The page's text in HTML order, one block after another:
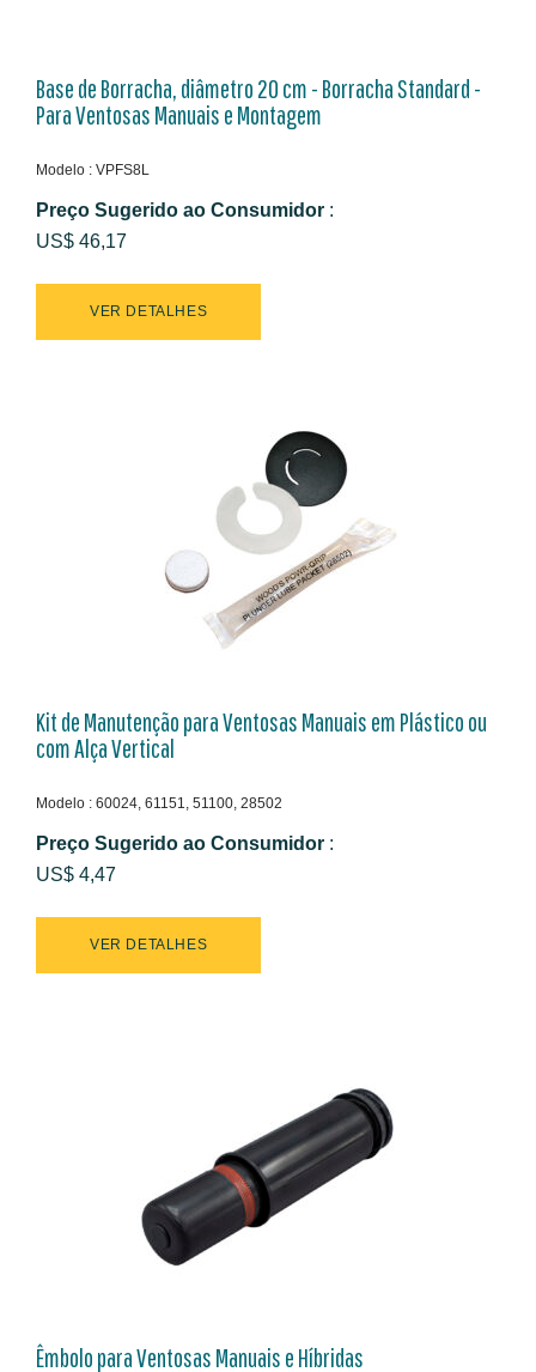
Base de Borracha, diâmetro 20 cm - Borracha Standard -
Para Ventosas Manuais e Montagem
Modelo : VPFS8L
Preço Sugerido ao Consumidor :
US$ 46,17
VER DETALHES
Kit de Manutenção para Ventosas Manuais em Plástico ou
com Alça Vertical
Modelo : 60024, 61151, 51100, 28502
Preço Sugerido ao Consumidor :
US$ 4,47
VER DETALHES
Êmbolo para Ventosas Manuais e Híbridas